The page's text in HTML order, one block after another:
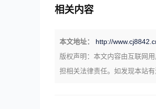
相关内容
本文地址：
http://
版权声明： 本文内容由互联网
担相关法律责任。如发现本站